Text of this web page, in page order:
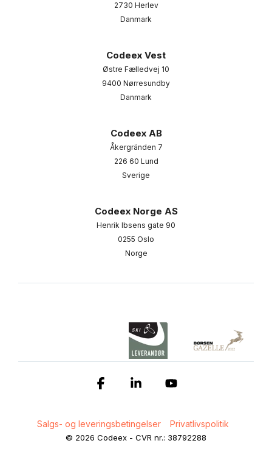
2730 Herlev
Danmark
Codeex Vest
Østre Fælledvej 10
9400 Nørresundby
Danmark
Codeex AB
Åkergränden 7
226 60 Lund
Sverige
Codeex Norge AS
Henrik Ibsens gate 90
0255 Oslo
Norge
Salgs- og leveringsbetingelser Privatlivspolitik
© 2026 Codeex - CVR nr.: 38792288
FacebookLinkedin